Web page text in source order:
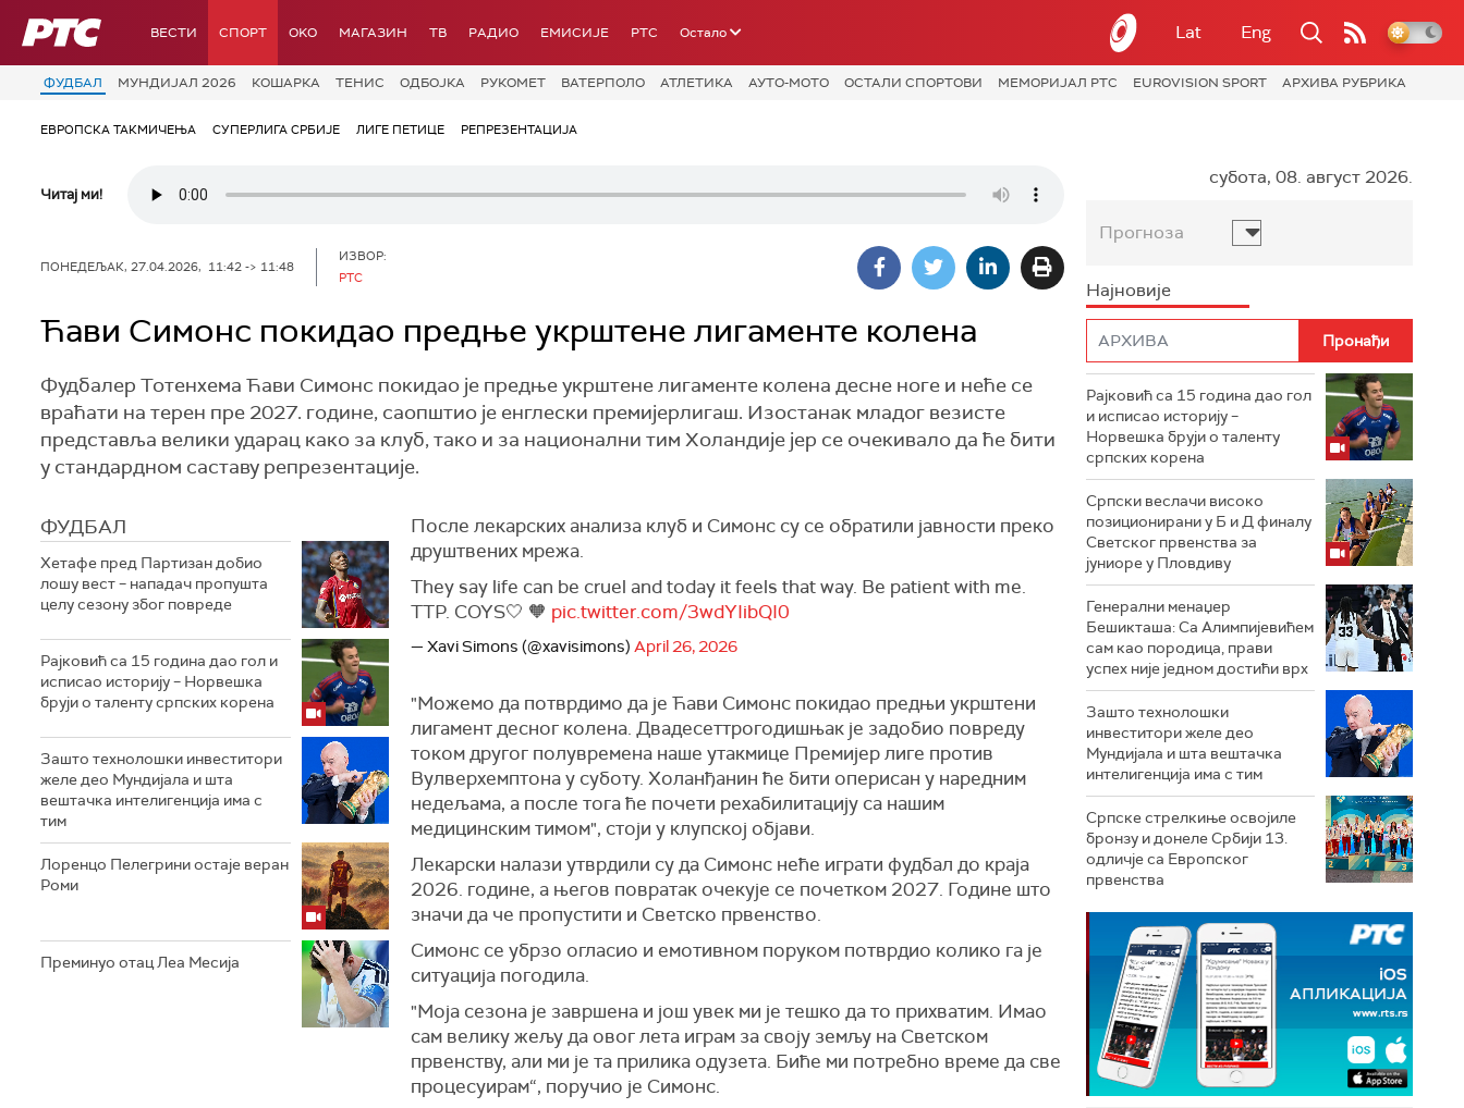
РТС ВЕСТИ СПОРТ OKO МАГАЗИН ТВ РАДИО ЕМИСИЈЕ РТС Остало Lat Eng
ФУДБАЛ МУНДИЈАЛ 2026 КОШАРКА ТЕНИС ОДБОЈКА РУКОМЕТ ВАТЕРПОЛО АТЛЕТИКА АУТО-МОТО ОСТАЛИ СПОРТОВИ МЕМОРИЈАЛ РТС EUROVISION SPORT АРХИВА РУБРИКА
ЕВРОПСКА ТАКМИЧЕЊА СУПЕРЛИГА СРБИЈЕ ЛИГЕ ПЕТИЦЕ РЕПРЕЗЕНТАЦИЈА
Читај ми!
ПОНЕДЕЉАК, 27.04.2026, 11:42 -> 11:48
ИЗВОР:
РТС
Ћави Симонс покидао предње укрштене лигаменте колена
Фудбалер Тотенхема Ћави Симонс покидао је предње укрштене лигаменте колена десне ноге и неће се
враћати на терен пре 2027. године, саопштио је енглески премијерлигаш. Изостанак младог везисте
представља велики ударац како за клуб, тако и за национални тим Холандије јер се очекивало да ће бити
у стандардном саставу репрезентације.
ФУДБАЛ
Хетафе пред Партизан добио
лошу вест – нападач пропушта
целу сезону због повреде
Рајковић са 15 година дао гол и
исписао историју – Норвешка
бруји о таленту српских корена
Зашто технолошки инвеститори
желе део Мундијала и шта
вештачка интелигенција има с
тим
Лоренцо Пелегрини остаје веран
Роми
Преминуо отац Леа Месија
После лекарских анализа клуб и Симонс су се обратили јавности преко
друштвених мрежа.
They say life can be cruel and today it feels that way. Be patient with me.
TTP. COYS🤍 🧡 pic.twitter.com/3wdYIibQI0
— Xavi Simons (@xavisimons) April 26, 2026
"Можемо да потврдимо да је Ћави Симонс покидао предњи укрштени
лигамент десног колена. Двадесеттрогодишњак је задобио повреду
током другог полувремена наше утакмице Премијер лиге против
Вулверхемптона у суботу. Холанђанин ће бити оперисан у наредним
недељама, а после тога ће почети рехабилитацију са нашим
медицинским тимом", стоји у клупској објави.
Лекарски налази утврдили су да Симонс неће играти фудбал до краја
2026. године, а његов повратак очекује се почетком 2027. Године што
значи да че пропустити и Светско првенство.
Симонс се убрзо огласио и емотивном поруком потврдио колико га је
ситуација погодила.
"Моја сезона је завршена и још увек ми је тешко да то прихватим. Имао
сам велику жељу да овог лета играм за своју земљу на Светском
првенству, али ми је та прилика одузета. Биће ми потребно време да све
процесуирам“, поручио је Симонс.
субота, 08. август 2026.
Прогноза
Најновије
Рајковић са 15 година дао гол
и исписао историју –
Норвешка бруји о таленту
српских корена
Српски веслачи високо
позиционирани у Б и Д финалу
Светског првенства за
јуниоре у Пловдиву
Генерални менаџер
Бешикташа: Са Алимпијевићем
сам као породица, прави
успех није једном достићи врх
Зашто технолошки
инвеститори желе део
Мундијала и шта вештачка
интелигенција има с тим
Српске стрелкиње освојиле
бронзу и донеле Србији 13.
одличје са Европског
првенства